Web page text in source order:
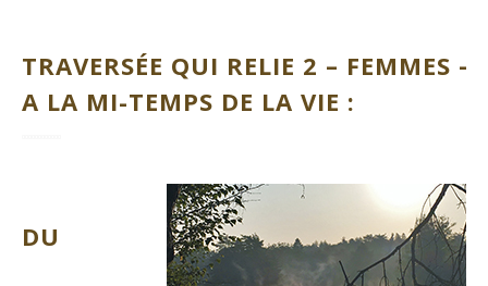
TRAVERSÉE QUI RELIE 2 – FEMMES –
A LA MI-TEMPS DE LA VIE :
DU